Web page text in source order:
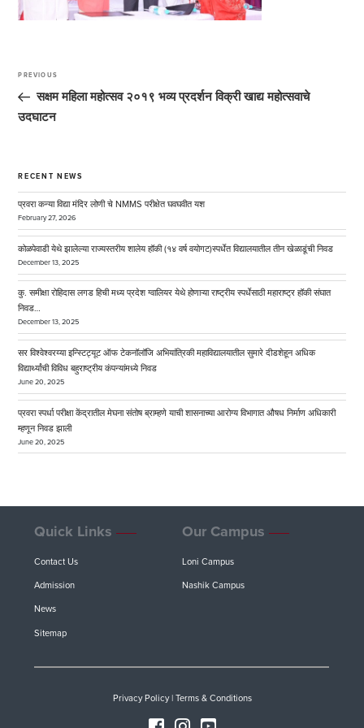
navigation
Previous
Post
PREVIOUS
सक्षम महिला महोत्सव २०१९ भव्य प्रदर्शन विक्री खाद्य महोत्सवाचे
उदघाटन
RECENT NEWS
प्रवरा कन्या विद्या मंदिर लोणी चे NMMS परीक्षेत घवघवीत यश
February 27, 2026
कोळपेवाडी येथे झालेल्या राज्यस्तरीय शालेय हॉकी (१४ वर्ष वयोगट)स्पर्धेत विद्यालयातील तीन खेळाडूंची निवड
December 13, 2025
कु. समीक्षा रोहिदास लगड हिची मध्य प्रदेश ग्वालियर येथे होणाऱ्या राष्ट्रीय स्पर्धेसाठी महाराष्ट्र हॉकी संघात
निवड…
December 13, 2025
सर विश्वेश्वरय्या इन्स्टिट्यूट ऑफ टेकनॉलॉजि अभियांत्रिकी महाविद्यालयातील सुमारे दीडशेहून अधिक
विद्यार्थ्यांची विविध बहुराष्ट्रीय कंपन्यांमध्ये निवड
June 20, 2025
प्रवरा स्पर्धा परीक्षा केंद्रातील मेघना संतोष ब्राम्हणे याची शासनाच्या आरोग्य विभागात औषध निर्माण अधिकारी
म्हणून निवड झाली
June 20, 2025
Quick Links
Contact Us
Admission
News
Sitemap
Our Campus
Loni Campus
Nashik Campus
Privacy Policy| Terms & Conditions